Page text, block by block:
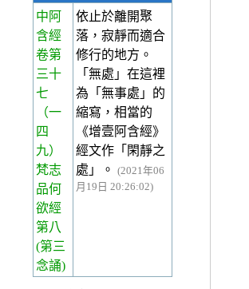
中阿
含經
卷第
三十
七
（一
四
九）
梵志
品何
欲經
第八
(第三
念誦)
依止於離開聚
落，寂靜而適合
修行的地方。
「無處」在這裡
為「無事處」的
縮寫，相當的
《增壹阿含經》
經文作「閑靜之
處」。
(2021年06
月19日 20:26:02)